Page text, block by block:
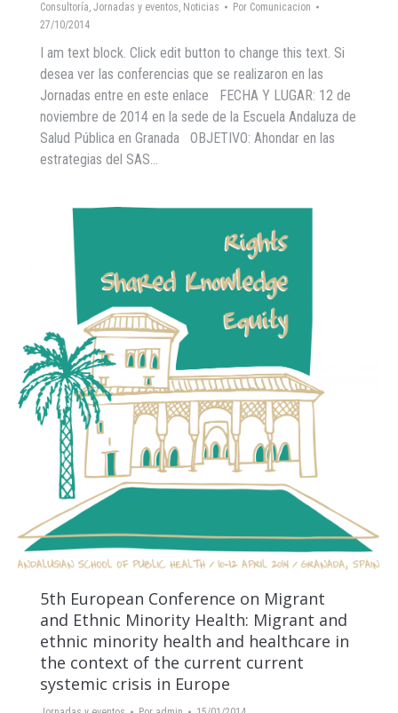
Consultoría, Jornadas y eventos, Noticias Por Comunicacion
27/10/2014
I am text block. Click edit button to change this text. Si
desea ver las conferencias que se realizaron en las
Jornadas entre en este enlace FECHA Y LUGAR: 12 de
noviembre de 2014 en la sede de la Escuela Andaluza de
Salud Pública en Granada OBJETIVO: Ahondar en las
estrategias del SAS…
5th European Conference on Migrant
and Ethnic Minority Health: Migrant and
ethnic minority health and healthcare in
the context of the current current
systemic crisis in Europe